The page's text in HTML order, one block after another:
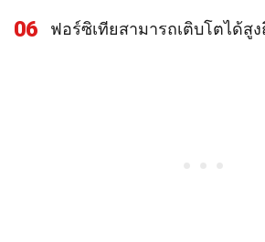
06 ฟอร์ซิเทียสามารถเติบโตได้สูง